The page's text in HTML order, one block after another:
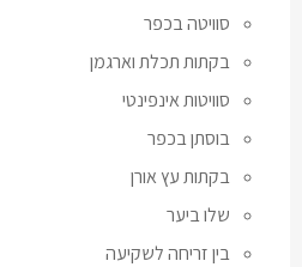
סוויטה בכפר
בקתות תכלת וארגמן
סוויטות אינפינטי
בוסתן בכפר
בקתות עץ אורן
שלו ביער
בין זריחה לשקיעה